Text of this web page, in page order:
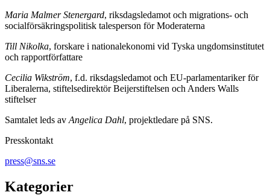
Maria Malmer Stenergard, riksdagsledamot och migrations- och
socialförsäkringspolitisk talesperson för Moderaterna
Till Nikolka, forskare i nationalekonomi vid Tyska ungdomsinstitutet
och rapportförfattare
Cecilia Wikström, f.d. riksdagsledamot och EU-parlamentariker för
Liberalerna, stiftelsedirektör Beijerstiftelsen och Anders Walls
stiftelser
Samtalet leds av Angelica Dahl, projektledare på SNS.
Presskontakt
press@sns.se
Kategorier